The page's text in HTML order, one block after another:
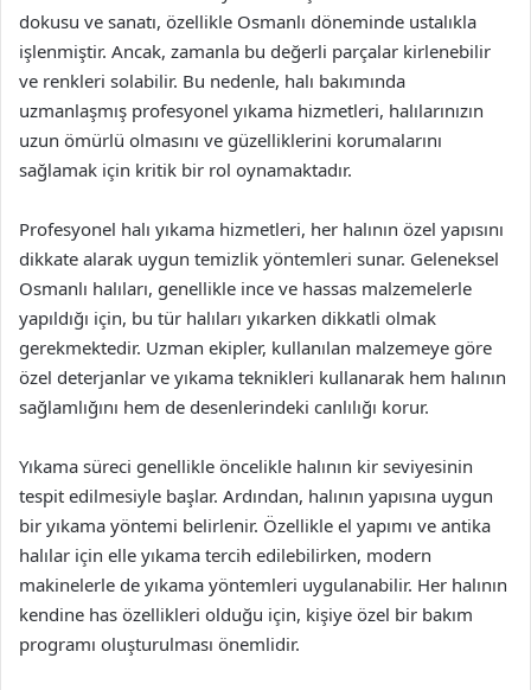
dokusu ve sanatı, özellikle Osmanlı döneminde ustalıkla
işlenmiştir. Ancak, zamanla bu değerli parçalar kirlenebilir
ve renkleri solabilir. Bu nedenle, halı bakımında
uzmanlaşmış profesyonel yıkama hizmetleri, halılarınızın
uzun ömürlü olmasını ve güzelliklerini korumalarını
sağlamak için kritik bir rol oynamaktadır.
Profesyonel halı yıkama hizmetleri, her halının özel yapısını
dikkate alarak uygun temizlik yöntemleri sunar. Geleneksel
Osmanlı halıları, genellikle ince ve hassas malzemelerle
yapıldığı için, bu tür halıları yıkarken dikkatli olmak
gerekmektedir. Uzman ekipler, kullanılan malzemeye göre
özel deterjanlar ve yıkama teknikleri kullanarak hem halının
sağlamlığını hem de desenlerindeki canlılığı korur.
Yıkama süreci genellikle öncelikle halının kir seviyesinin
tespit edilmesiyle başlar. Ardından, halının yapısına uygun
bir yıkama yöntemi belirlenir. Özellikle el yapımı ve antika
halılar için elle yıkama tercih edilebilirken, modern
makinelerle de yıkama yöntemleri uygulanabilir. Her halının
kendine has özellikleri olduğu için, kişiye özel bir bakım
programı oluşturulması önemlidir.